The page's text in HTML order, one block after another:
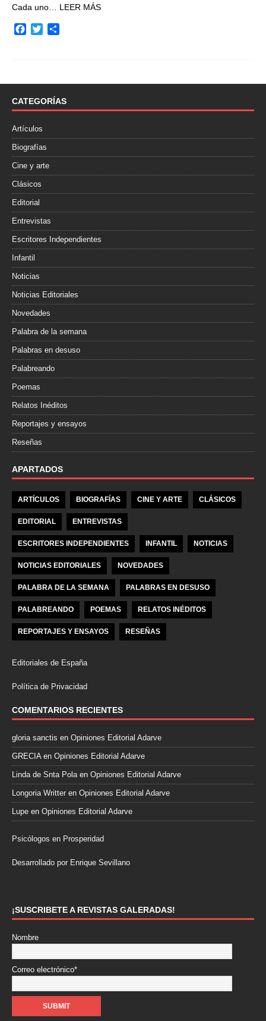
Cada uno… LEER MÁS
o
k
r
t
i
CATEGORÍAS
Artículos
Biografías
Cine y arte
Clásicos
Editorial
Entrevistas
Escritores Independientes
Infantil
Noticias
Noticias Editoriales
Novedades
Palabra de la semana
Palabras en desuso
Palabreando
Poemas
Relatos Inéditos
Reportajes y ensayos
Reseñas
APARTADOS
ARTÍCULOS BIOGRAFÍAS CINE Y ARTE CLÁSICOS
EDITORIAL ENTREVISTAS
ESCRITORES INDEPENDIENTES INFANTIL NOTICIAS
NOTICIAS EDITORIALES NOVEDADES
PALABRA DE LA SEMANA PALABRAS EN DESUSO
PALABREANDO POEMAS RELATOS INÉDITOS
REPORTAJES Y ENSAYOS RESEÑAS
Editoriales de España
Política de Privacidad
COMENTARIOS RECIENTES
gloria sanctis en Opiniones Editorial Adarve
GRECIAen Opiniones Editorial Adarve
Linda de Snta Polaen Opiniones Editorial Adarve
Longoria Writter en Opiniones Editorial Adarve
Lupe en Opiniones Editorial Adarve
Psicólogos en Prosperidad
Desarrollado por Enrique Sevillano
¡SUSCRIBETE A REVISTAS GALERADAS!
Nombre
Correo electrónico*